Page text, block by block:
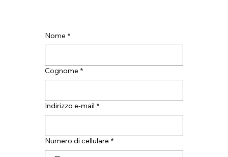
Nome *
Cognome *
Indirizzo e-mail *
Numero di cellulare *